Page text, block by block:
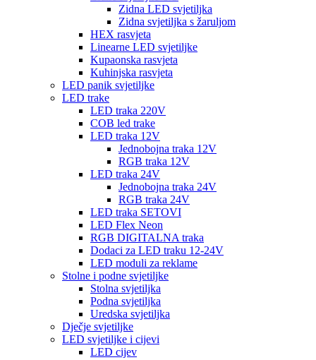
Zidna LED svjetiljka
Zidna svjetiljka s žaruljom
HEX rasvjeta
Linearne LED svjetiljke
Kupaonska rasvjeta
Kuhinjska rasvjeta
LED panik svjetiljke
LED trake
LED traka 220V
COB led trake
LED traka 12V
Jednobojna traka 12V
RGB traka 12V
LED traka 24V
Jednobojna traka 24V
RGB traka 24V
LED traka SETOVI
LED Flex Neon
RGB DIGITALNA traka
Dodaci za LED traku 12-24V
LED moduli za reklame
Stolne i podne svjetiljke
Stolna svjetiljka
Podna svjetiljka
Uredska svjetiljka
Dječje svjetiljke
LED svjetiljke i cijevi
LED cijev